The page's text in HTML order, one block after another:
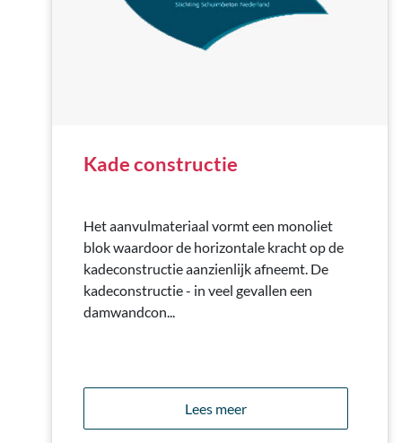
Kade constructie
Het aanvulmateriaal vormt een monoliet
blok waardoor de horizontale kracht op de
kadeconstructie aanzienlijk afneemt. De
kadeconstructie - in veel gevallen een
damwandcon...
Lees meer